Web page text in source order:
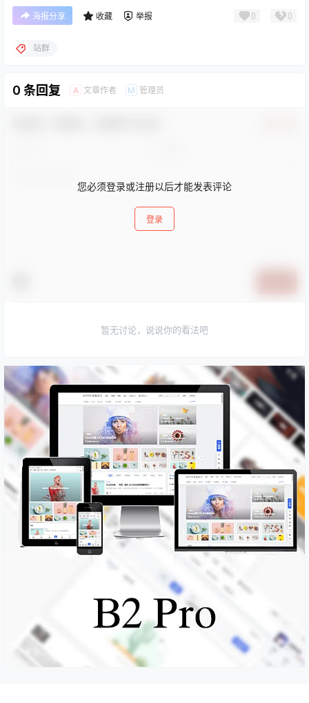
海报分享 收藏 举报 0 0
站群
0 条回复 A 文章作者 M 管理员
您必须登录或注册以后才能发表评论
登录
暂无讨论，说说你的看法吧